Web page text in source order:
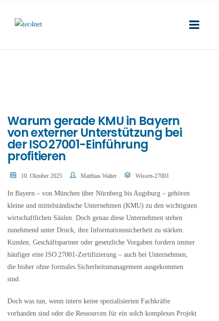
Warum gerade KMU in Bayern
von externer Unterstützung bei
der ISO 27001-Einführung
profitieren
10. Oktober 2025 Matthias Walter Wissen-27001
In Bayern – von München über Nürnberg bis Augsburg – gehören
kleine und mittelständische Unternehmen (KMU) zu den wichtigsten
wirtschaftlichen Säulen. Doch genau diese Unternehmen stehen
zunehmend unter Druck, ihre Informationssicherheit zu stärken.
Kunden, Geschäftspartner oder gesetzliche Vorgaben fordern immer
häufiger eine ISO 27001-Zertifizierung – auch bei Unternehmen,
die bisher ohne formales Sicherheitsmanagement ausgekommen
sind.
Doch was tun, wenn intern keine spezialisierten Fachkräfte
vorhanden sind oder die Ressourcen für ein solch komplexes Projekt